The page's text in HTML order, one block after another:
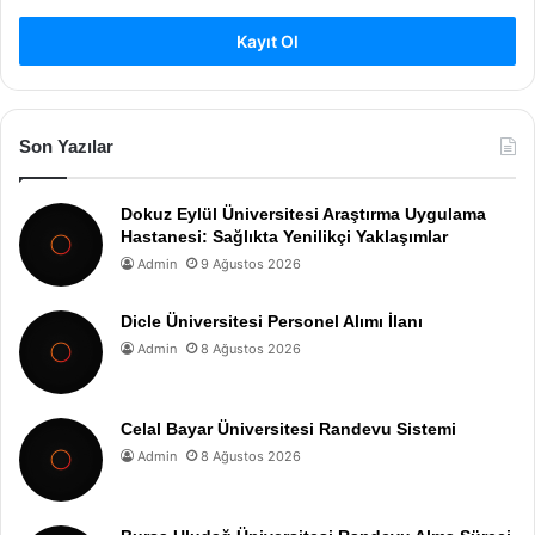
Kayıt Ol
Son Yazılar
Dokuz Eylül Üniversitesi Araştırma Uygulama
Hastanesi: Sağlıkta Yenilikçi Yaklaşımlar
Admin 9 Ağustos 2026
Dicle Üniversitesi Personel Alımı İlanı
Admin 8 Ağustos 2026
Celal Bayar Üniversitesi Randevu Sistemi
Admin 8 Ağustos 2026